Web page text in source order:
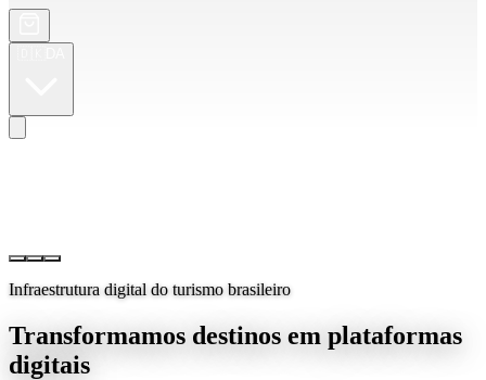
Infraestrutura digital do turismo brasileiro
Transformamos destinos em plataformas
digitais